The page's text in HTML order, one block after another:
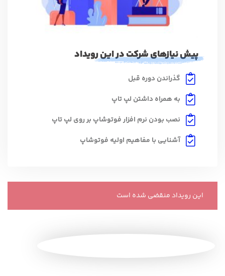
پیش نیازهای شرکت در این رویداد
گذراندن دوره قبل
به همراه داشتن لپ تاپ
نصب بودن نرم افزار فوتوشاپ بر روی لپ تاپ
آشنایی با مفاهیم اولیه فوتوشاپ
این رویداد منقضی شده است